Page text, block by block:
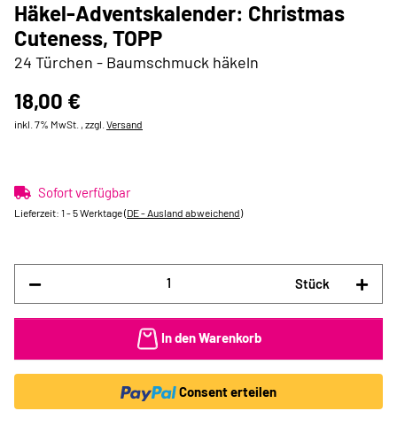
Häkel-Adventskalender: Christmas
Cuteness, TOPP
24 Türchen - Baumschmuck häkeln
18,00 €
inkl. 7% MwSt. , zzgl. Versand
Sofort verfügbar
Lieferzeit: 1 - 5 Werktage(DE - Ausland abweichend)
Stück
In den Warenkorb
Consent erteilen